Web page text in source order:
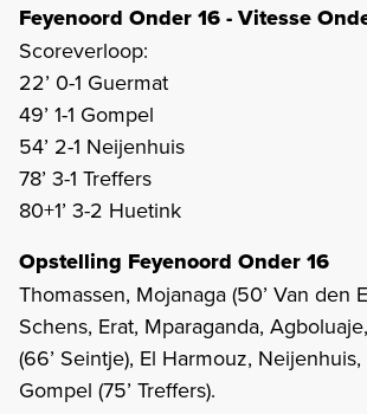
Feyenoord Onder 16 - Vitesse
Scoreverloop:
22’ 0-1 Guermat
49’ 1-1 Gompel
54’ 2-1 Neijenhuis
78’ 3-1 Treffers
80+1’ 3-2 Huetink
Opstelling Feyenoord Onder 16
Thomassen, Mojanaga (50’ Van den
Schens, Erat, Mparaganda,
(66’ Seintje), El Harmouz,
Gompel (75’ Treffers).